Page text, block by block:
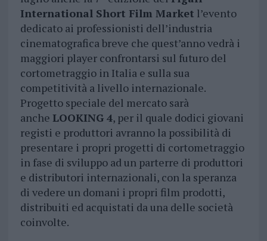
International Short Film Market l’evento
dedicato ai professionisti dell’industria
cinematografica breve che quest’anno vedrà i
maggiori player confrontarsi sul futuro del
cortometraggio in Italia e sulla sua
competitività a livello internazionale.
Progetto speciale del mercato sarà
anche LOOKING 4, per il quale dodici giovani
registi e produttori avranno la possibilità di
presentare i propri progetti di cortometraggio
in fase di sviluppo ad un parterre di produttori
e distributori internazionali, con la speranza
di vedere un domani i propri film prodotti,
distribuiti ed acquistati da una delle società
coinvolte.